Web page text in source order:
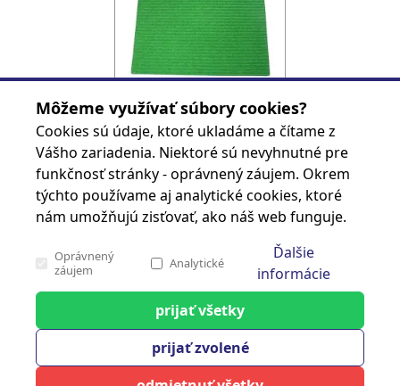
ROHOZ MATADOR 60X40 GUMOTEXTIL
Kód produktu 8585025506475
Prihlásiť sa
Stránka 1 z 2
cash carry
Klientský servis
Môžeme využívať súbory cookies?
Cookies sú údaje, ktoré ukladáme a čítame z
Vášho zariadenia. Niektoré sú nevyhnutné pre
funkčnosť stránky - oprávnený záujem. Okrem
týchto používame aj analytické cookies, ktoré
nám umožňujú zisťovať, ako náš web funguje.
Oprávnený
záujem
Analytické
Ďalšie
informácie
Analytické
Tieto cookies nám slúžia na zisťovanie
anonymných údajov o návštevnosti nášho webu.
prijať všetky
prijať zvolené